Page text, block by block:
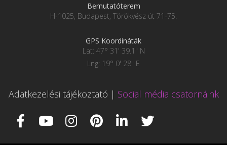
Bemutatóterem
H-1025, Budapest, Törökvész út 71-75.
GPS Koordináták
Lat: 47° 31' 39.1" N
Lng: 19° 0' 28" E
Adatkezelési tájékoztató | Social média csatornáink